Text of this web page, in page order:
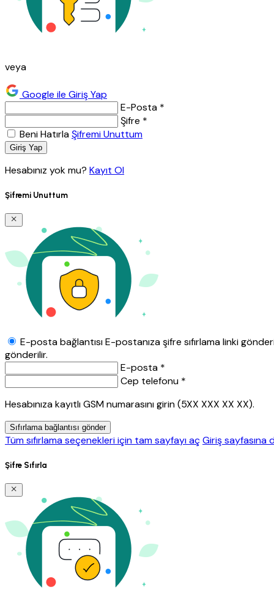
veya
Google ile Giriş Yap
E-Posta *
Şifre *
Beni HatırlaŞifremi Unuttum
Giriş Yap
Hesabınız yok mu? Kayıt Ol
Şifremi Unuttum
E-posta bağlantısıE-postanıza şifre sıfırlama linki
gönderilir.
E-posta *
Cep telefonu *
Hesabınıza kayıtlı GSM numarasını girin (5XX XXX XX XX).
Sıfırlama bağlantısı gönder
Tüm sıfırlama seçenekleri için tam sayfayı açGiriş sayfasına
Şifre Sıfırla